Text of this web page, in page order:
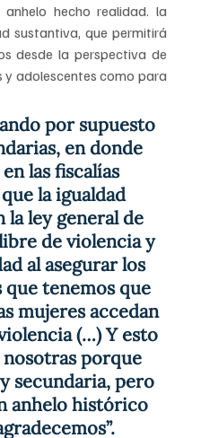
hecho realidad. la
sustantiva, que permitirá
desde la perspectiva de
adolescentes como para
por supuesto
en donde
las fiscalías
la igualdad
la ley general de
de violencia y
al asegurar los
tenemos que
mujeres accedan
(…) Y esto
porque
secundaria, pero
anhelo histórico